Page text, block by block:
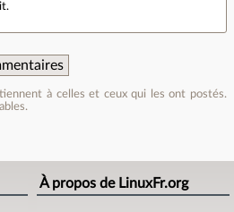
à celles et ceux qui les ont postés.
À propos de LinuxFr.org